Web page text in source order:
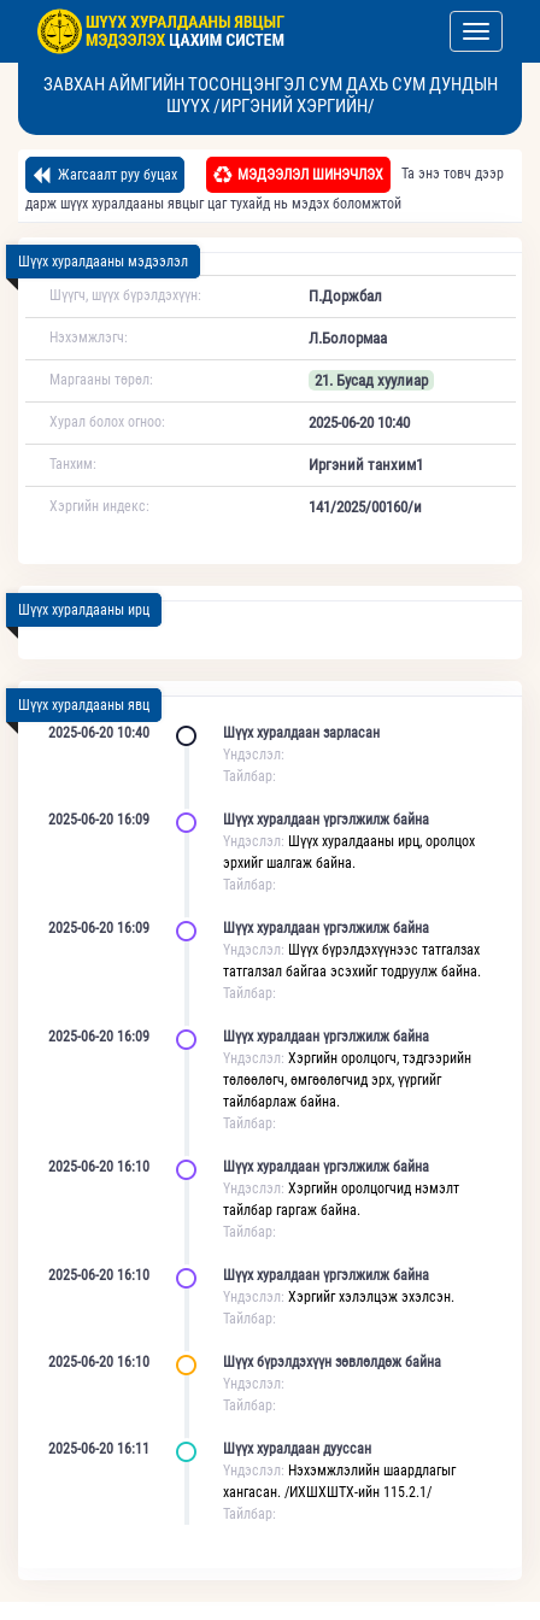
Toggle
ЗАВХАН АЙМГИЙН ТОСОНЦЭНГЭЛ СУМ ДАХЬ СУМ ДУНДЫН
ШҮҮХ /ИРГЭНИЙ ХЭРГИЙН/
Жагсаалт руу буцах МЭДЭЭЛЭЛ ШИНЭЧЛЭХ
Та энэ товч дээр
дарж шүүх хуралдааны явцыг цаг тухайд нь мэдэх боломжтой
Шүүх хуралдааны мэдээлэл
Шүүгч, шүүх бүрэлдэхүүн:
П.Доржбал
Нэхэмжлэгч: Л.Болормаа
Маргааны төрөл: 21. Бусад хуулиар
Хурал болох огноо: 2025-06-20 10:40
Танхим: Иргэний танхим1
Хэргийн индекс: 141/2025/00160/и
Шүүх хуралдааны ирц
Шүүх хуралдааны явц
2025-06-20 10:40
Шүүх хуралдаан зарласан
Үндэслэл:
Тайлбар:
2025-06-20 16:09
Шүүх хуралдаан үргэлжилж байна
Үндэслэл: Шүүх хуралдааны ирц, оролцох
эрхийг шалгаж байна.
Тайлбар:
2025-06-20 16:09
Шүүх хуралдаан үргэлжилж байна
Үндэслэл: Шүүх бүрэлдэхүүнээс татгалзах
татгалзал байгаа эсэхийг тодруулж байна.
Тайлбар:
2025-06-20 16:09
Шүүх хуралдаан үргэлжилж байна
Үндэслэл: Хэргийн оролцогч, тэдгээрийн
төлөөлөгч, өмгөөлөгчид эрх, үүргийг
тайлбарлаж байна.
Тайлбар:
2025-06-20 16:10
Шүүх хуралдаан үргэлжилж байна
Үндэслэл: Хэргийн оролцогчид нэмэлт
тайлбар гаргаж байна.
Тайлбар:
2025-06-20 16:10
Шүүх хуралдаан үргэлжилж байна
Үндэслэл: Хэргийг хэлэлцэж эхэлсэн.
Тайлбар:
2025-06-20 16:10
Шүүх бүрэлдэхүүн зөвлөлдөж байна
Үндэслэл:
Тайлбар:
2025-06-20 16:11
Шүүх хуралдаан дууссан
Үндэслэл: Нэхэмжлэлийн шаардлагыг
хангасан. /ИХШХШТХ-ийн 115.2.1/
Тайлбар: